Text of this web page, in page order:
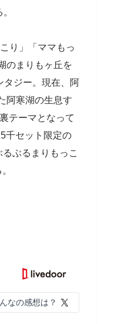
り」「ママもっ
のまりもヶ丘を
タジー。現在、阿
阿寒湖の生息す
テーマとなって
千セット限定の
ぶるまりもっこ
なの感想は？